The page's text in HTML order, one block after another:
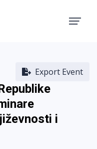
Export Event
i